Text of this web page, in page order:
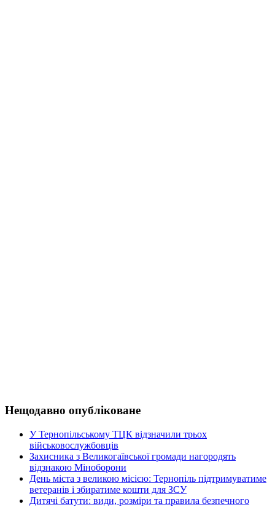
Нещодавно опубліковане
У Тернопільському ТЦК відзначили трьох
військовослужбовців
Захисника з Великогаївської громади нагородять
відзнакою Міноборони
День міста з великою місією: Тернопіль підтримуватиме
ветеранів і збиратиме кошти для ЗСУ
Дитячі батути: види, розміри та правила безпечного